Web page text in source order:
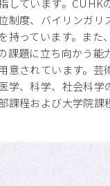
しています。CUHK
制度、バイリンガリ
持っています。また
課題に立ち向かう能
意されています。芸
学、科学、社会科学
課程および大学院課